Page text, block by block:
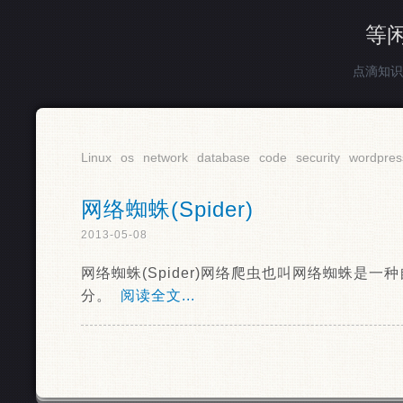
等
点滴知
Linux os network database code security
网络蜘蛛(Spider)
2013-05-08
网络蜘蛛(Spider)网络爬虫也叫网络蜘蛛是一
分。 阅读全文...